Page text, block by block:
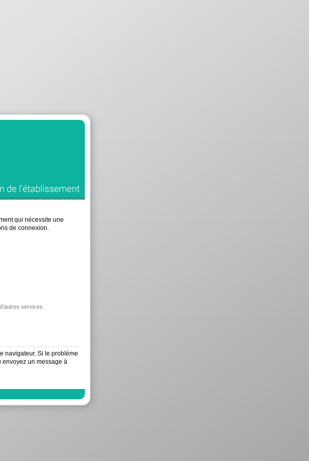
qui nécessite une
de connexion.
services.
navigateur. Si le problème
envoyez un message à